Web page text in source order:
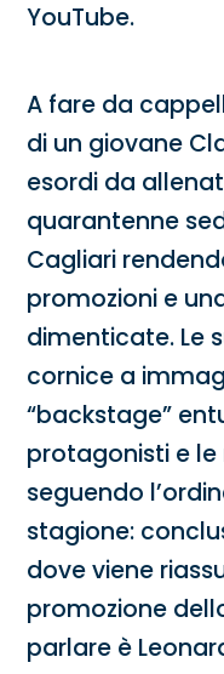
YouTube.
A fare da
di un giovane
esordi da
quarantenne
Cagliari
promozioni e
dimenticate. Le
cornice a
“backstage”
protagonisti e le
seguendo
stagione:
dove viene
promozione
parlare è